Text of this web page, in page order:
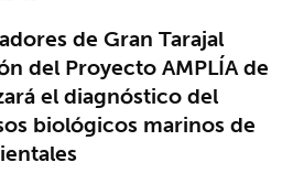
de Gran Tarajal
del Proyecto AMPLÍA de
el diagnóstico del
biológicos marinos de